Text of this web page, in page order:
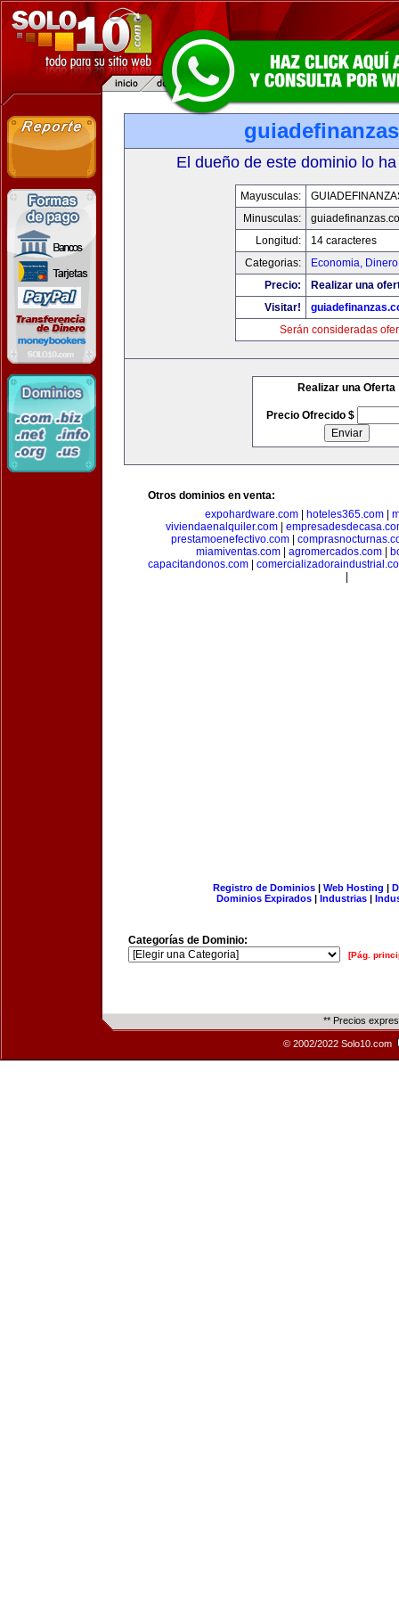
El dueño de este dominio lo
Mayusculas:
Minusculas:
Longitud:
14 caracteres
Categorias:
Economia,
Precio:
Realizar una
Visitar!
Serán consideradas
Realizar una Oferta
Precio Ofrecido $
Otros dominios en venta:
expohardware.com| hoteles365.com|
viviendaenalquiler.com|
prestamoenefectivo.com
miamiventas.com
agromercados.com
capacitandonos.com
Registro de Dominios| Web Hosting |
Dominios Expirados | Industrias |
Categorías de Dominio:
[Pág.
** Precios
© 2002/2022 Solo10.com